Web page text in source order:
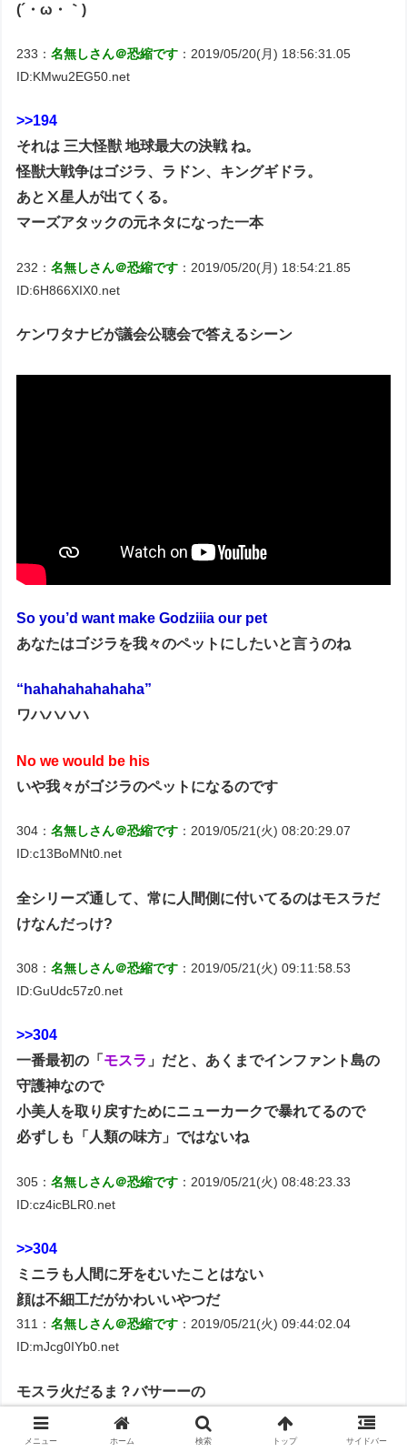
(´・ω・｀)
233：名無しさん＠恐縮です ：2019/05/20(月) 18:56:31.05
ID:KMwu2EG50.net
>>194
それは 三大怪獣 地球最大の決戦 ね。
怪獣大戦争はゴジラ、ラドン、キングギドラ。
あとⅩ星人が出てくる。
マーズアタックの元ネタになった一本
232：名無しさん＠恐縮です ：2019/05/20(月) 18:54:21.85
ID:6H866XIX0.net
ケンワタナビが議会公聴会で答えるシーン
So you’d want make Godziiia our pet
あなたはゴジラを我々のペットにしたいと言うのね
“hahahahahahaha”
ワハハハハ
No we would be his
いや我々がゴジラのペットになるのです
304：名無しさん＠恐縮です ：2019/05/21(火) 08:20:29.07
ID:c13BoMNt0.net
全シリーズ通して、常に人間側に付いてるのはモスラだ
けなんだっけ?
308：名無しさん＠恐縮です ：2019/05/21(火) 09:11:58.53
ID:GuUdc57z0.net
>>304
一番最初の「 モスラ 」だと、あくまでインファント島の
守護神なので
小美人を取り戻すためにニューカークで暴れてるので
必ずしも「人類の味方」ではないね
305：名無しさん＠恐縮です ：2019/05/21(火) 08:48:23.33
ID:cz4icBLR0.net
>>304
ミニラも人間に牙をむいたことはない
顔は不細工だがかわいいやつだ
311：名無しさん＠恐縮です ：2019/05/21(火) 09:44:02.04
ID:mJcg0IYb0.net
モスラ火だるま？バサーーの
映像みてこれ見たくなったわ
メニュー ホーム 検索 トップ サイドバー